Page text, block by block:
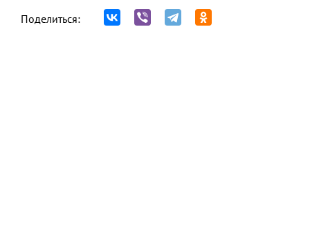
Поделиться: